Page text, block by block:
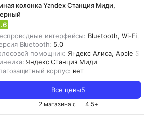
колонка Yandex Станция Миди,
интерфейсы: Bluetooth, Wi-Fi,
Bluetooth: 5.0
помощник: Яндекс Алиса, Apple Siri
Яндекс Станция Миди
корпус: нет
Все цены5
2 магазина с 4.5+